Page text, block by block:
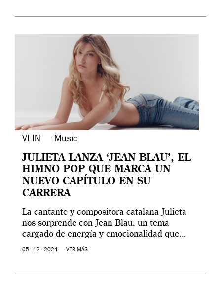
VEIN — Music
JULIETA LANZA ‘JEAN BLAU’, EL
HIMNO POP QUE MARCA UN
NUEVO CAPÍTULO EN SU
CARRERA
La cantante y compositora catalana Julieta
nos sorprende con Jean Blau, un tema
cargado de energía y emocionalidad que...
05 - 12 - 2024 — VER MÁS